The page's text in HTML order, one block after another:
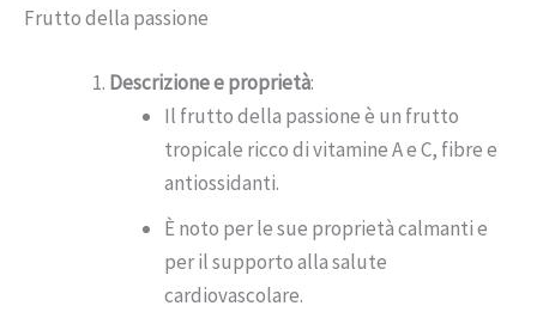
Frutto della passione
Descrizione e proprietà:
Il frutto della passione è un frutto
tropicale ricco di vitamine A e C, fibre e
antiossidanti.
È noto per le sue proprietà calmanti e
per il supporto alla salute
cardiovascolare.